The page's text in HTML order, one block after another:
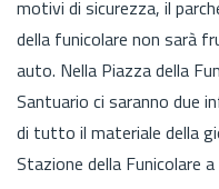
motivi di sicurezza, il
della funicolare non sarà
auto. Nella Piazza della
Santuario ci saranno due
di tutto il materiale della
Stazione della Funicolare